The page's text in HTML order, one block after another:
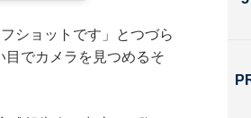
ショットです」とつづら
でカメラを見つめるそ